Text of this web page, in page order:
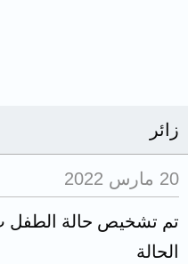
زائر
20 مارس 2022
الحالة